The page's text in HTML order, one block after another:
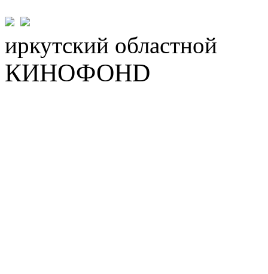
иркутский областной
КИНОФОНD